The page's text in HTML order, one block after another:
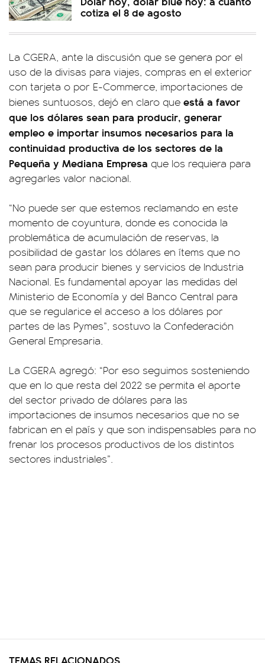
cotiza el 8 de agosto
La CGERA, ante la discusión que se genera por el
uso de la divisas para viajes, compras en el exterior
con tarjeta o por E-Commerce, importaciones de
bienes suntuosos, dejó en claro que está a favor
que los dólares sean para producir, generar
empleo e importar insumos necesarios para la
continuidad productiva de los sectores de la
Pequeña y Mediana Empresa que los requiera para
agregarles valor nacional.
“No puede ser que estemos reclamando en este
momento de coyuntura, donde es conocida la
problemática de acumulación de reservas, la
posibilidad de gastar los dólares en ítems que no
sean para producir bienes y servicios de Industria
Nacional. Es fundamental apoyar las medidas del
Ministerio de Economía y del Banco Central para
que se regularice el acceso a los dólares por
partes de las Pymes”, sostuvo la Confederación
General Empresaria.
La CGERA agregó: “Por eso seguimos sosteniendo
que en lo que resta del 2022 se permita el aporte
del sector privado de dólares para las
importaciones de insumos necesarios que no se
fabrican en el país y que son indispensables para no
frenar los procesos productivos de los distintos
sectores industriales”.
TEMAS RELACIONADOS